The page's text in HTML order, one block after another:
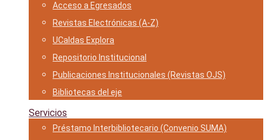
Acceso a Egresados
Revistas Electrónicas (A-Z)
UCaldas Explora
Repositorio Institucional
Publicaciones Institucionales (Revistas OJS)
Bibliotecas del eje
Servicios
Préstamo Interbibliotecario (Convenio SUMA)